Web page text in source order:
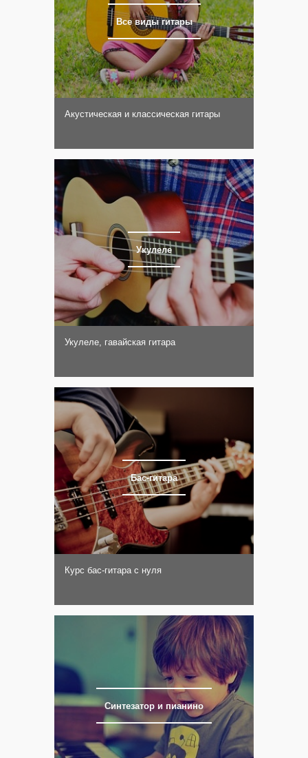
Все виды гитары
Акустическая и классическая гитары
Укулеле
Укулеле, гавайская гитара
Бас-гитара
Курс бас-гитара с нуля
Синтезатор и пианино